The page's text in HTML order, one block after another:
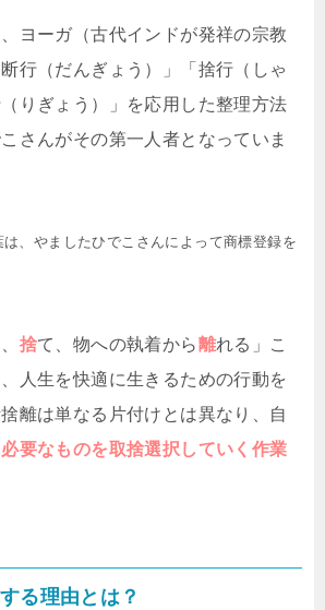
ヨーガ（古代インドが発祥の宗教
行（だんぎょう）」「捨行（しゃ
りぎょう）」を応用した整理方法
さんがその第一人者となっていま
、やましたひでこさんによって商標登録を
捨て、物への執着から離れる」こ
人生を快適に生きるための行動を
離は単なる片付けとは異なり、自
要なものを取捨選択していく作業
る理由とは？